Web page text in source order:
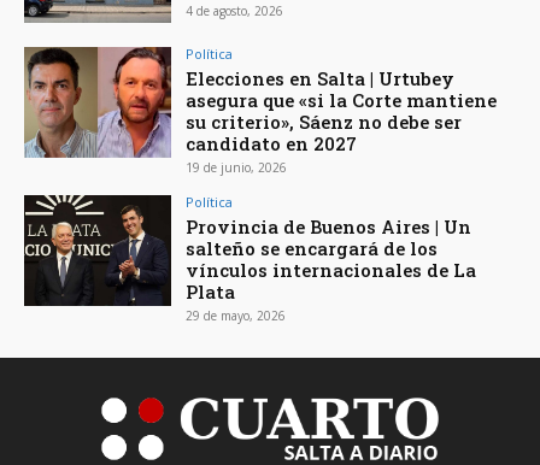
4 de agosto, 2026
Política
Elecciones en Salta | Urtubey
asegura que «si la Corte mantiene
su criterio», Sáenz no debe ser
candidato en 2027
19 de junio, 2026
Política
Provincia de Buenos Aires | Un
salteño se encargará de los
vínculos internacionales de La
Plata
29 de mayo, 2026